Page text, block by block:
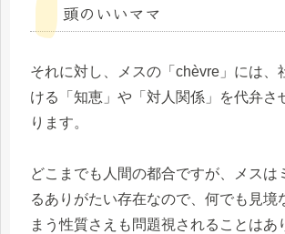
頭のいいママ
それに対し、メスの「chèvre」には、
ける「知恵」や「対人関係」を代弁さ
ります。
どこまでも人間の都合ですが、メスは
るありがたい存在なので、何でも見境
まう性質さえも問題視されることはあ